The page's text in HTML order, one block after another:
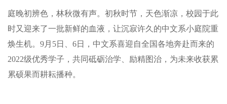
庭晚初辨色，林秋微有声。初秋时节，天色渐凉，校园于此
时又迎来了一批新鲜的血液，让沉寂许久的中文系小庭院重
焕生机。9月5日、6日，中文系喜迎自全国各地奔赴而来的
2022级优秀学子，共同砥砺治学、励精图治，为未来收获累
累硕果而耕耘播种。